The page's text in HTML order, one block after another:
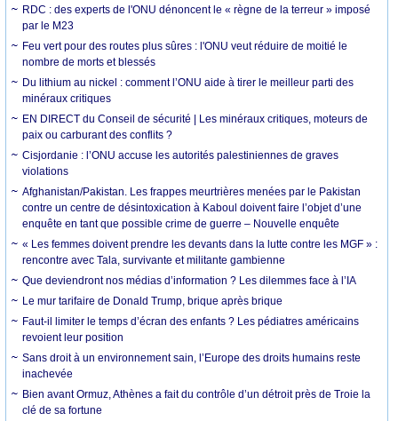
RDC : des experts de l'ONU dénoncent le « règne de la terreur » imposé
par le M23
Feu vert pour des routes plus sûres : l'ONU veut réduire de moitié le
nombre de morts et blessés
Du lithium au nickel : comment l’ONU aide à tirer le meilleur parti des
minéraux critiques
EN DIRECT du Conseil de sécurité | Les minéraux critiques, moteurs de
paix ou carburant des conflits ?
Cisjordanie : l’ONU accuse les autorités palestiniennes de graves
violations
Afghanistan/Pakistan. Les frappes meurtrières menées par le Pakistan
contre un centre de désintoxication à Kaboul doivent faire l’objet d’une
enquête en tant que possible crime de guerre – Nouvelle enquête
« Les femmes doivent prendre les devants dans la lutte contre les MGF » :
rencontre avec Tala, survivante et militante gambienne
Que deviendront nos médias d’information ? Les dilemmes face à l’IA
Le mur tarifaire de Donald Trump, brique après brique
Faut-il limiter le temps d’écran des enfants ? Les pédiatres américains
revoient leur position
Sans droit à un environnement sain, l’Europe des droits humains reste
inachevée
Bien avant Ormuz, Athènes a fait du contrôle d’un détroit près de Troie la
clé de sa fortune